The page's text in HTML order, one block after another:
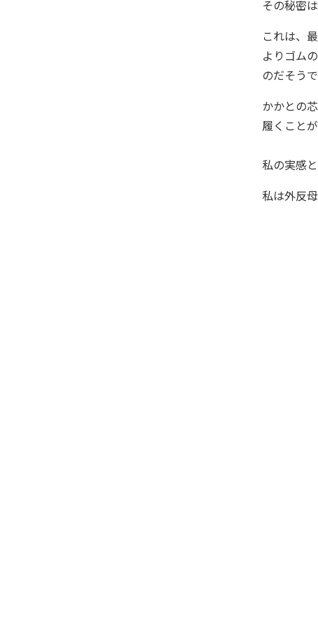
その秘密
これは、
よりゴム
のだそうで
かかとの
履くこと
私の実感
私は外反